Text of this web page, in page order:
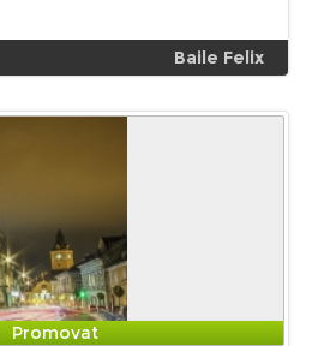
Baile Felix
Promovat